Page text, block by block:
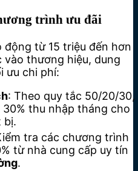
trình ưu đãi
động từ 15 triệu đến hơn
thương hiệu, dung
ưu chi phí:
: Theo quy tắc 50/20/30,
thu nhập tháng cho
bị.
tra các chương trình
từ nhà cung cấp uy tín
.